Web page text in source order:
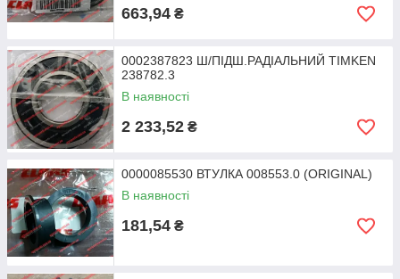
663,94 ₴
0002387823 Ш/ПІДШ.РАДІАЛЬНИЙ TIMKEN
238782.3
В наявності
2 233,52 ₴
0000085530 ВТУЛКА 008553.0 (ORIGINAL)
В наявності
181,54 ₴